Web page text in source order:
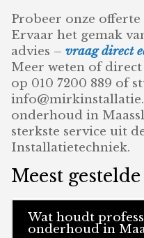
Probeer onze
Ervaar het gemak
advies –vraag direct
Meer weten of direct
op 010 7200 889 of
onderhoud in
sterkste service uit
Installatietechniek.
Meest
Wat houdt
onderhoud in